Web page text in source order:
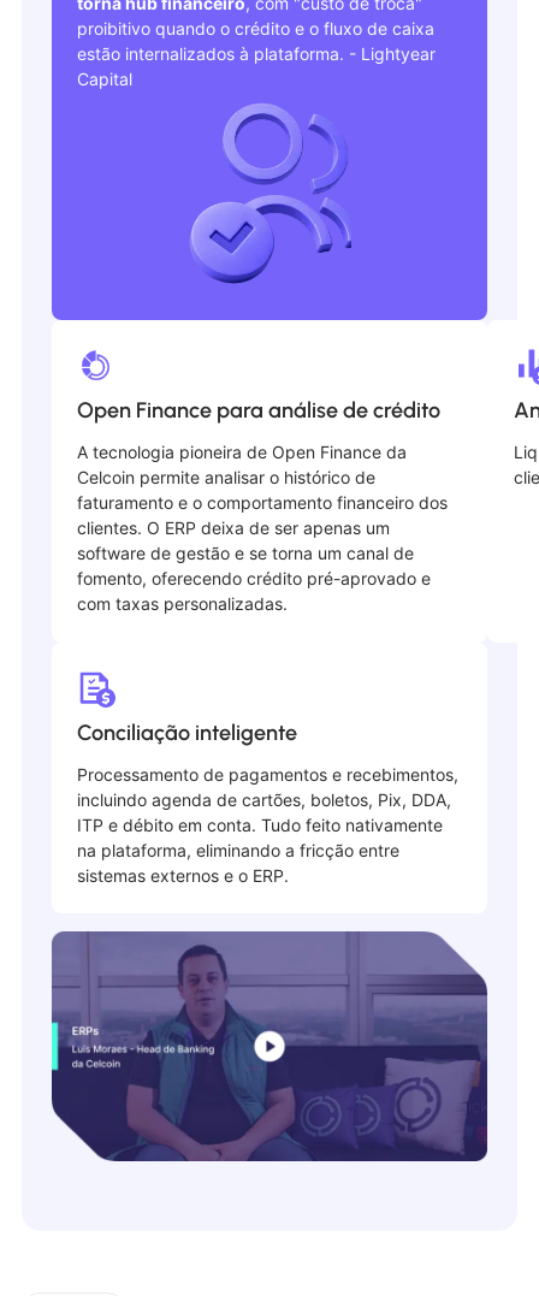
proibitivo quando o crédito e o fluxo de caixa
estão internalizados à plataforma. - Lightyear
Capital
Open Finance para análise de crédito
A tecnologia pioneira de Open Finance da
Celcoin permite analisar o histórico de
faturamento e o comportamento financeiro dos
clientes. O ERP deixa de ser apenas um
software de gestão e se torna um canal de
fomento, oferecendo crédito pré-aprovado e
com taxas personalizadas.
Conciliação inteligente
Processamento de pagamentos e recebimentos,
incluindo agenda de cartões, boletos, Pix, DDA,
ITP e débito em conta. Tudo feito nativamente
na plataforma, eliminando a fricção entre
sistemas externos e o ERP.